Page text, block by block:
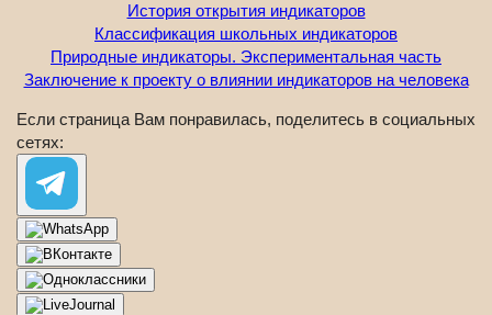
История открытия индикаторов
Классификация школьных индикаторов
Природные индикаторы. Экспериментальная часть
Заключение к проекту о влиянии индикаторов на человека
Если страница Вам понравилась, поделитесь в социальных
сетях: